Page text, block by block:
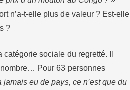
n’a-t-elle plus de valeur ? Est-elle
?
sociale du regretté. Il
Pour 63 personnes
jamais eu de pays, ce n’est que du